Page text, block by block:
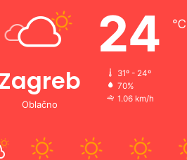
Zagreb
Oblačno
24 ℃
31º - 24º
70%
1.06 km/h